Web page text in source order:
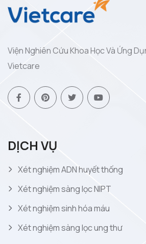
Viện Nghiên Cứu Khoa Học Và Ứng
Vietcare
DỊCH VỤ
Xét nghiệm ADN huyết thống
Xét nghiệm sàng lọc NIPT
Xét nghiệm sinh hóa máu
Xét nghiệm sàng lọc ung thư